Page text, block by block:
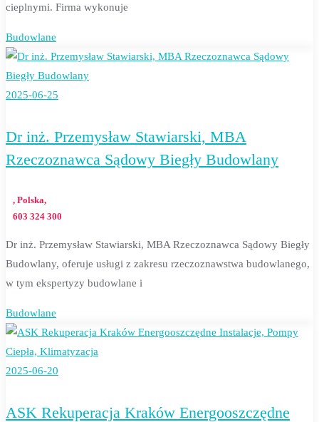
cieplnymi. Firma wykonuje
Budowlane
2025-06-25
Dr inż. Przemysław Stawiarski, MBA
Rzeczoznawca Sądowy Biegły Budowlany
, Polska,
603 324 300
Dr inż. Przemysław Stawiarski, MBA Rzeczoznawca Sądowy Biegły
Budowlany, oferuje usługi z zakresu rzeczoznawstwa budowlanego,
w tym ekspertyzy budowlane i
Budowlane
2025-06-20
ASK Rekuperacja Kraków Energooszczędne